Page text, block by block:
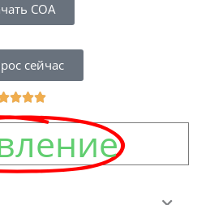
COA
сейчас
Noté
5
5